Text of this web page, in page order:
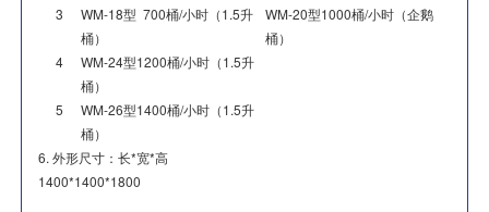
3
WM-18型 700桶/小时（1.5升
桶）
WM-20型1000桶/小时（企鹅
桶）
4
WM-24型1200桶/小时（1.5升
桶）
5
WM-26型1400桶/小时（1.5升
桶）
6. 外形尺寸：长*宽*高
1400*1400*1800